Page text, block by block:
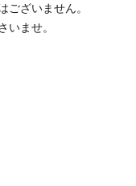
ざいません。
いませ。